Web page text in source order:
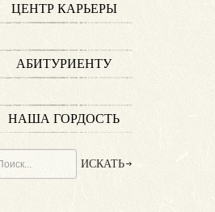
ЦЕНТР КАРЬЕРЫ
АБИТУРИЕНТУ
НАША ГОРДОСТЬ